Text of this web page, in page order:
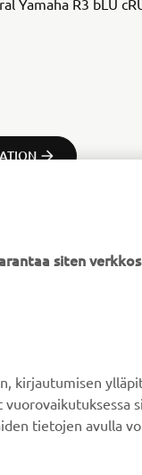
Yamaha R3 bLU
siten
kirjautumisen
tietojen avulla